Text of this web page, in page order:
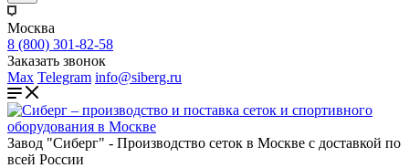
Москва
8 (800) 301-82-58
Заказать звонок
Max Telegram info@siberg.ru
Завод "Сиберг" - Производство сеток в Москве с доставкой по
всей России